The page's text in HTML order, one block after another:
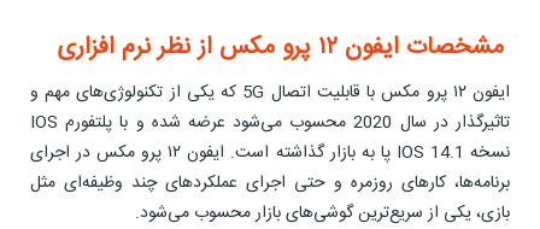
مشخصات ایفون ۱۲ پرو مکس از نظر نرم افزاری
ایفون ۱۲ پرو مکس با قابلیت اتصال 5G که یکی از تکنولوژی‌های مهم و
تاثیرگذار در سال 2020 محسوب می‌شود عرضه شده و با پلتفورم IOS
نسخه IOS 14.1 پا به بازار گذاشته است. ایفون ۱۲ پرو مکس در اجرای
برنامه‌ها، کارهای روزمره و حتی اجرای عملکردهای چند وظیفه‌ای مثل
بازی، یکی از سریع‌ترین گوشی‌های بازار محسوب می‌شود.